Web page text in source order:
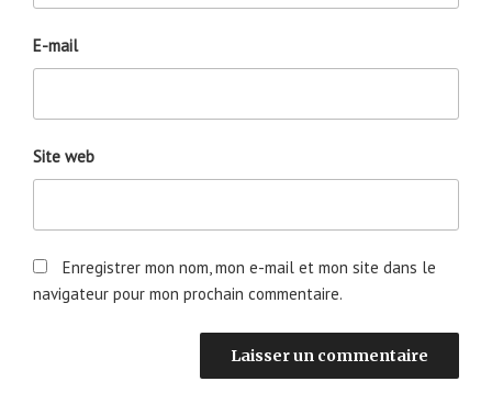
E-mail
Site web
Enregistrer mon nom, mon e-mail et mon site dans le
navigateur pour mon prochain commentaire.